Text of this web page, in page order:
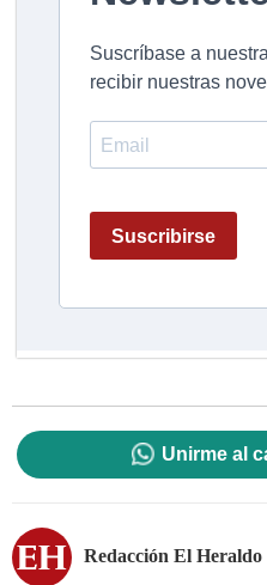
Unirme al
Redacción El Heraldo